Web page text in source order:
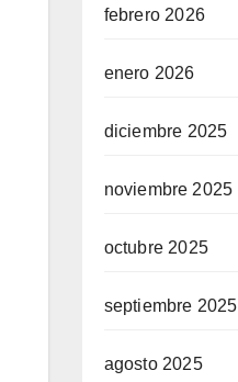
febrero 2026
enero 2026
diciembre 2025
noviembre 2025
octubre 2025
septiembre 2025
agosto 2025